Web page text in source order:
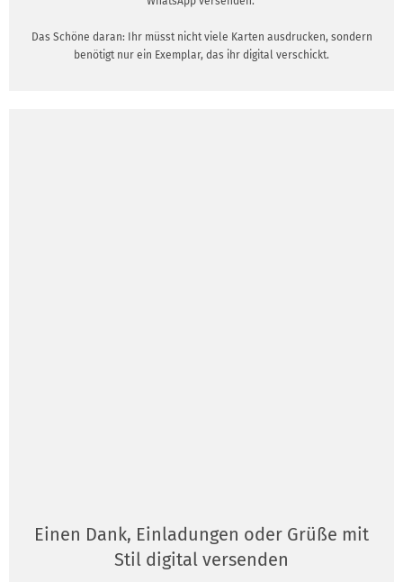
Das Schöne daran: Ihr müsst nicht viele Karten ausdrucken, sondern
benötigt nur ein Exemplar, das ihr digital verschickt.
Einen Dank, Einladungen oder Grüße mit
Stil digital versenden